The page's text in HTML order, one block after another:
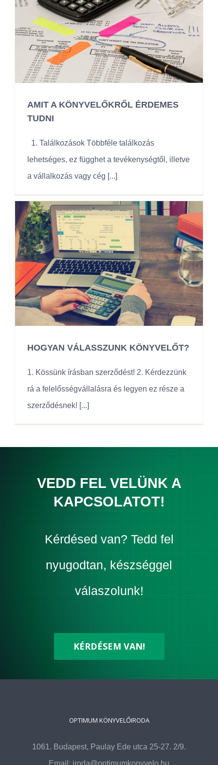
AMIT A KÖNYVELŐKRŐL ÉRDEMES
TUDNI
1. Találkozások Többféle találkozás
lehetséges, ez függhet a tevékenységtől, illetve
a vállalkozás vagy cég [...]
HOGYAN VÁLASSZUNK KÖNYVELŐT?
1. Kössünk írásban szerződést! 2. Kérdezzünk
rá a felelősségvállalásra és legyen ez része a
szerződésnek! [...]
VEDD FEL VELÜNK A
KAPCSOLATOT!
Kérdésed van? Tedd fel
nyugodtan, készséggel
válaszolunk!
KÉRDÉSEM VAN!
OPTIMUM KÖNYVELŐIRODA
1061. Budapest, Paulay Ede utca 25-27. 2/9.